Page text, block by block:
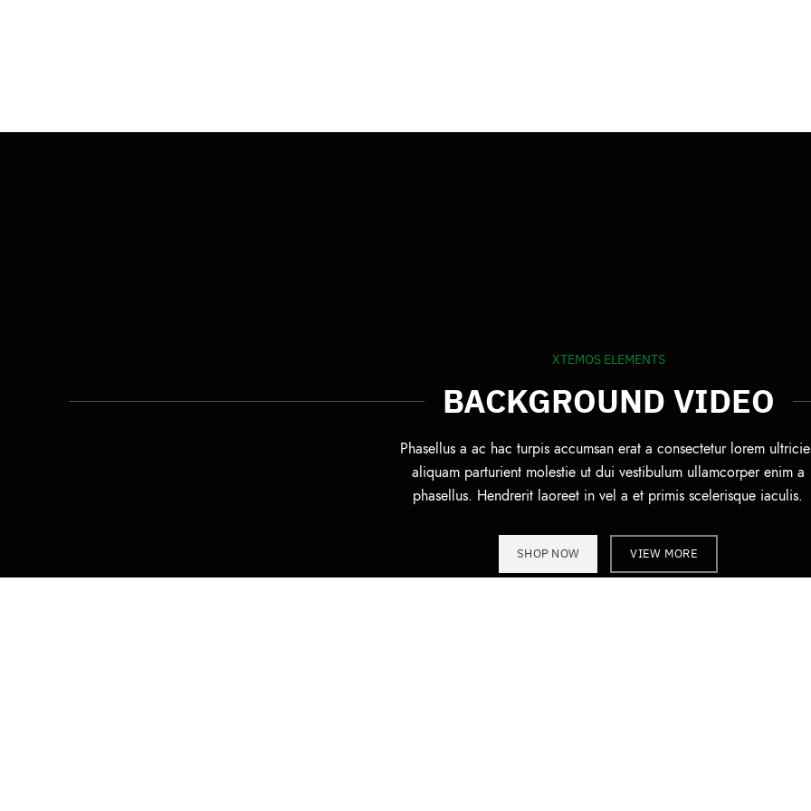
XTEMOS ELEMENTS
BACKGROUND VIDEO
Phasellus a ac hac turpis accumsan erat a consectetur lorem
aliquam parturient molestie ut dui vestibulum ullamcorper enim a
phasellus. Hendrerit laoreet in vel a et primis scelerisque iaculis.
SHOP NOW VIEW MORE